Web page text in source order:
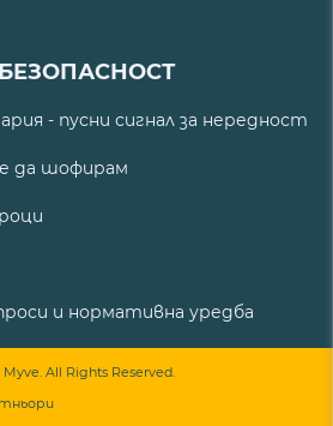
- пусни сигнал за нередност
да шофирам
и нормативна уредба
All Rights Reserved.